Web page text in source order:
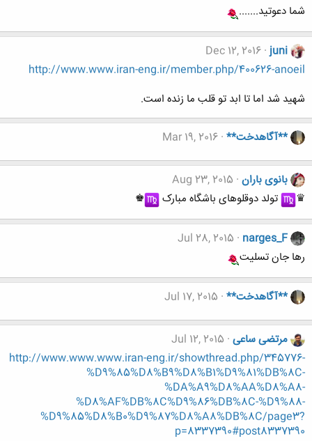
شما دعوتید.......
juni
Dec 12, 2016
http://www.www.iran-eng.ir/member.php/400626-anoeil
شهید شد اما تا ابد تو قلب ما زنده است.
**آگاهدخت** Mar 19, 2016
بانوی باران Aug 23, 2015
♛
︎ تولد دوقلوهای باشگاه مبارک ︎♚
narges_F
Jul 28, 2015
رها جان تسلیت
**آگاهدخت** Jul 17, 2015
مرتضی ساعی Jul 12, 2015
http://www.www.www.iran-eng.ir/showthread.php/345776-
%D9%85%D8%B9%D8%B1%D9%81%DB%8C-
%DA%A9%D8%AA%D8%A8-
%D8%AF%DB%8C%D9%86%DB%8C-%D9%88-
%D9%85%D8%B0%D9%87%D8%A8%DB%8C/page3?
p=8337390#post8337390